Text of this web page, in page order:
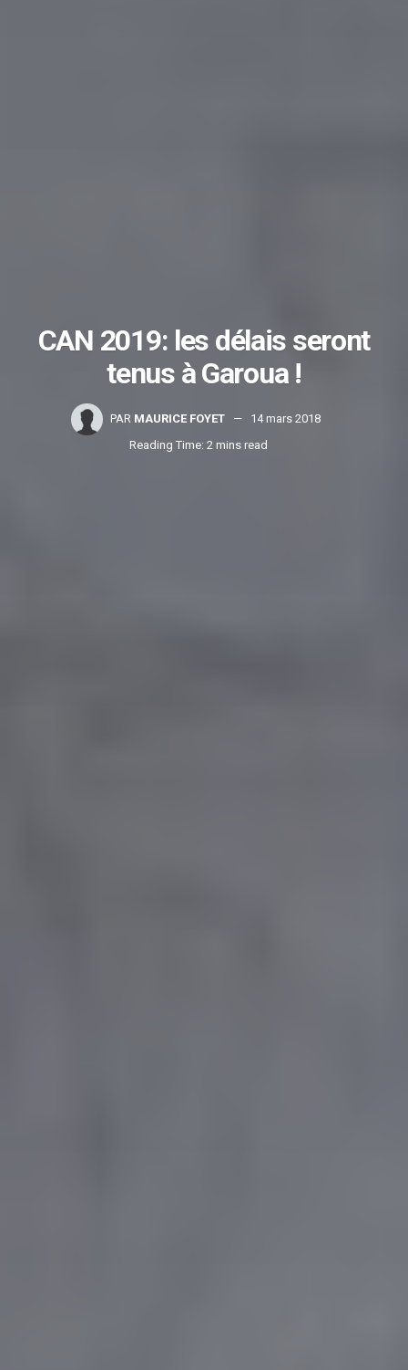
CAN 2019: les délais seront
tenus à Garoua !
PAR MAURICE FOYET
14 mars 2018
Reading Time: 2 mins read